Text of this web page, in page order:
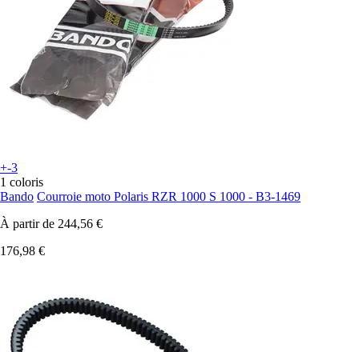
+-3
1 coloris
Bando Courroie moto Polaris RZR 1000 S 1000 - B3-1469
À partir de 244,56 €
176,98 €